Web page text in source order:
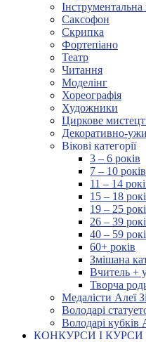
Інструментальна
Саксофон
Скрипка
Фортепіано
Театр
Читання
Моделінг
Хореографія
Художники
Циркове
Декоративно-
Вікові категорії
3 – 6 років
7 – 10 років
11 – 14
15 – 18
19 – 25
26 – 39
40 – 59
60+ років
Змішана
Вчитель +
Творча
Медалісти Алеї
Володарі
Володарі кубків
КОНКУРСИ І КУРСИ